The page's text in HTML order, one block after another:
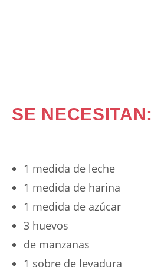
SE NECESITAN:
1 medida de leche
1 medida de harina
1 medida de azúcar
3 huevos
de manzanas
1 sobre de levadura